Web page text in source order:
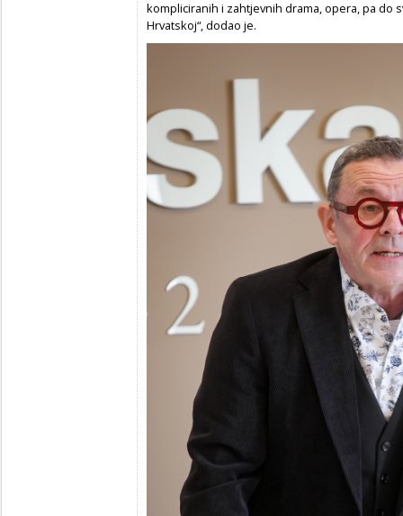
kompliciranih i zahtjevnih drama, opera, pa do
Hrvatskoj“, dodao je.